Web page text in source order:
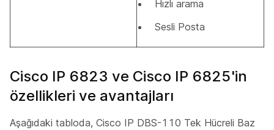
Hızlı arama
Sesli Posta
Cisco IP 6823 ve Cisco IP 6825'in
özellikleri ve avantajları
Aşağıdaki tabloda, Cisco IP DBS-110 Tek Hücreli Baz